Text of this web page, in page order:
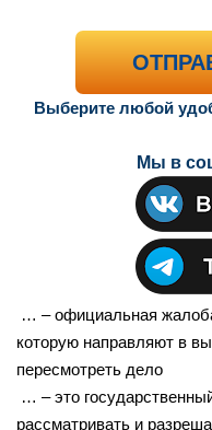
Выберите любой
Мы в
… – официальная
которую направляют в
пересмотреть дело
… – это
рассматривать и